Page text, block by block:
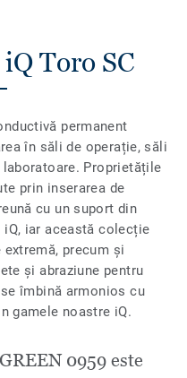
Toro SC
permanent
în săli de operație, săli
Proprietățile
prin inserarea de
cu un suport din
iQ, iar această colecție
precum și
și abraziune pentru
îmbină armonios cu
gamele noastre iQ.
0959 este